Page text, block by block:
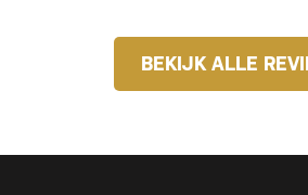
BEKIJK ALLE